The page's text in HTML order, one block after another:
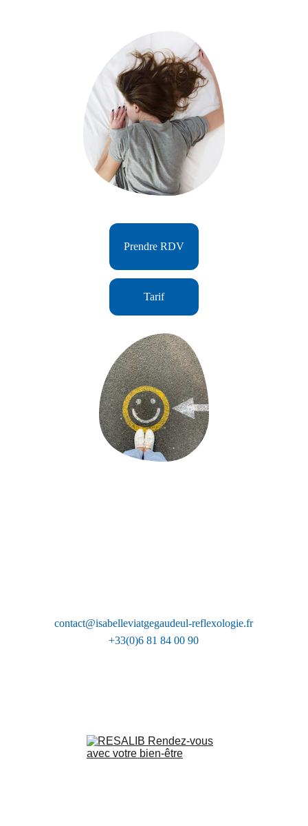
Prendre RDV
Tarif
contact@isabelleviatgegaudeul-reflexologie.fr
+33(0)6 81 84 00 90